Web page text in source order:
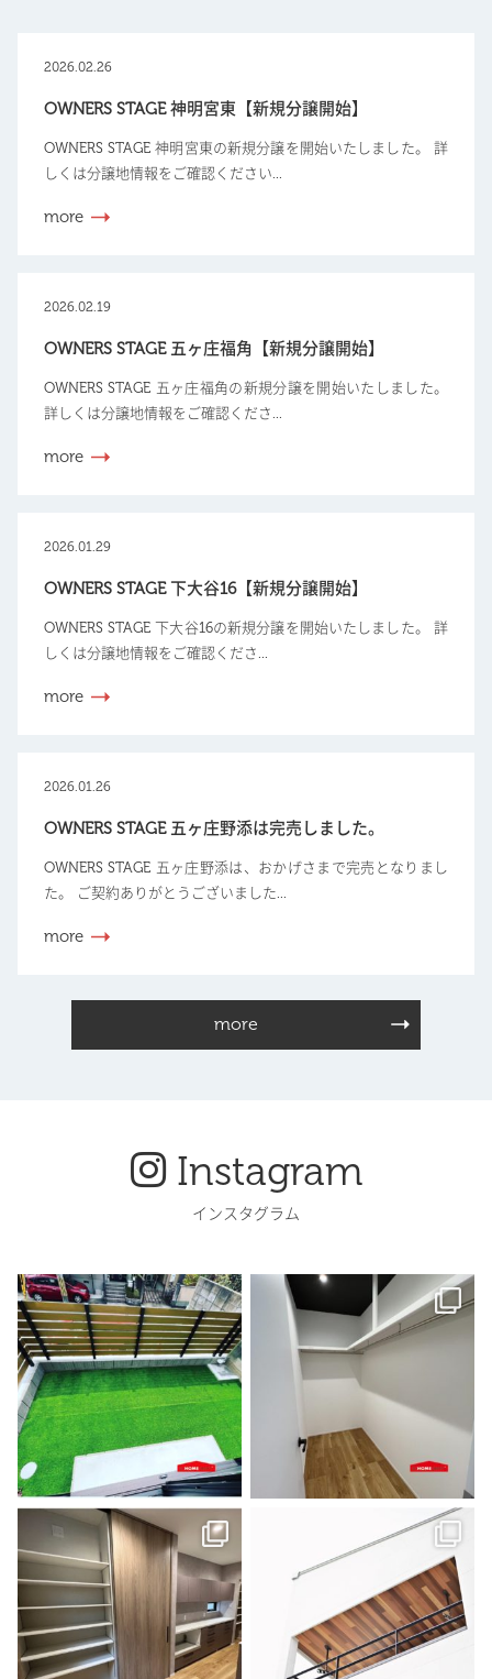
2026.02.26
OWNERS STAGE 神明宮東【新規分譲開始】
OWNERS STAGE 神明宮東の新規分譲を開始いたしました。 詳
しくは分譲地情報をご確認ください...
more
2026.02.19
OWNERS STAGE 五ヶ庄福角【新規分譲開始】
OWNERS STAGE 五ヶ庄福角の新規分譲を開始いたしました。
詳しくは分譲地情報をご確認くださ...
more
2026.01.29
OWNERS STAGE 下大谷16【新規分譲開始】
OWNERS STAGE 下大谷16の新規分譲を開始いたしました。 詳
しくは分譲地情報をご確認くださ...
more
2026.01.26
OWNERS STAGE 五ヶ庄野添は完売しました。
OWNERS STAGE 五ヶ庄野添は、おかげさまで完売となりまし
た。 ご契約ありがとうございました...
more
more
Instagram
インスタグラム